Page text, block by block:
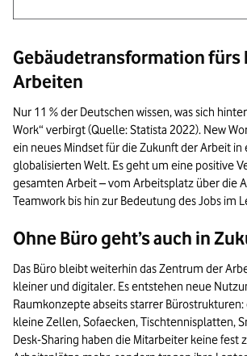
Gebäudetransformation fürs
Arbeiten
Nur 11 % der Deutschen wissen, was sich
Work“ verbirgt (Quelle: Statista 2022). New
ein neues Mindset für die Zukunft der Arbeit
globalisierten Welt. Es geht um eine positive
gesamten Arbeit – vom Arbeitsplatz über die
Teamwork bis hin zur Bedeutung des Jobs im
Ohne Büro geht’s auch in
Das Büro bleibt weiterhin das Zentrum der
kleiner und digitaler. Es entstehen neue
Raumkonzepte abseits starrer
kleine Zellen, Sofaecken, Tischtennisplatten,
Desk-Sharing haben die Mitarbeiter keine fest